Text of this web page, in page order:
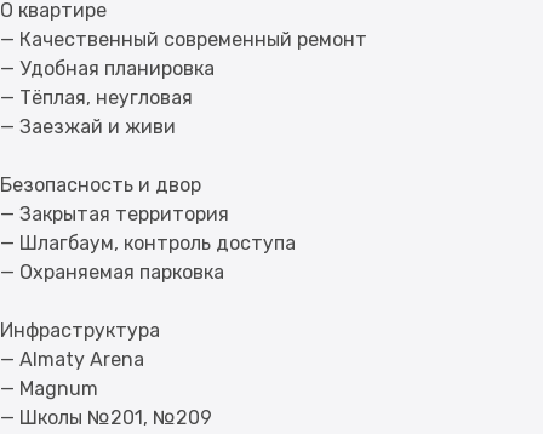
О квартире
— Качественный современный ремонт
— Удобная планировка
— Тёплая, неугловая
— Заезжай и живи
Безопасность и двор
— Закрытая территория
— Шлагбаум, контроль доступа
— Охраняемая парковка
Инфраструктура
— Almaty Arena
— Magnum
— Школы №201, №209